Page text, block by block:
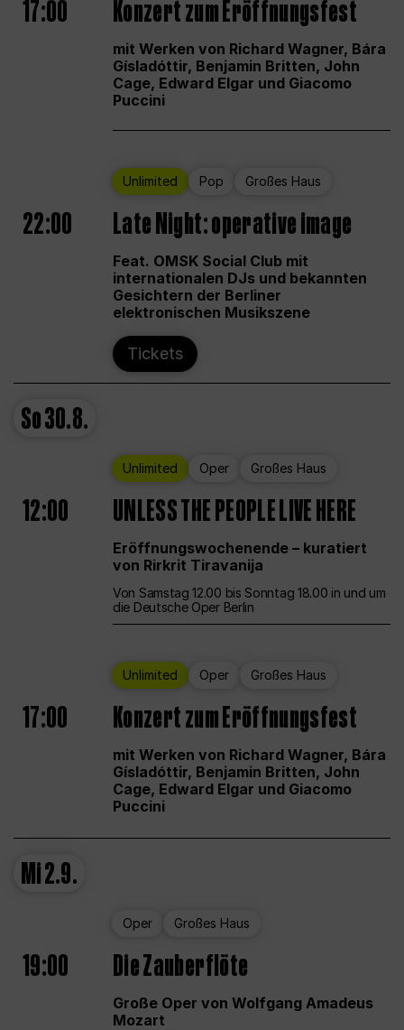
17:00 Konzert zum Eröffnungsfest
mit Werken von Richard Wagner, Bára
Gísladóttir, Benjamin Britten, John
Cage, Edward Elgar und Giacomo
Puccini
Unlimited Pop Großes Haus
22:00 Late Night: operative image
Feat. OMSK Social Club mit
internationalen DJs und bekannten
Gesichtern der Berliner
elektronischen Musikszene
Tickets
So30.8.
Unlimited Oper Großes Haus
12:00 UNLESS THE PEOPLE LIVE HERE
Eröffnungswochenende – kuratiert
von Rirkrit Tiravanija
Von Samstag 12.00 bis Sonntag 18.00 in und um
die Deutsche Oper Berlin
Unlimited Oper Großes Haus
17:00 Konzert zum Eröffnungsfest
mit Werken von Richard Wagner, Bára
Gísladóttir, Benjamin Britten, John
Cage, Edward Elgar und Giacomo
Puccini
Mi2.9.
Oper Großes Haus
19:00 Die Zauberflöte
Große Oper von Wolfgang Amadeus
Mozart